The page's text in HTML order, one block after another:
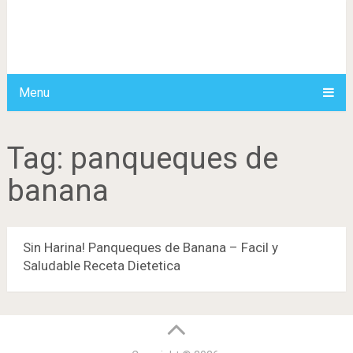
Menu
Tag: panqueques de
banana
Sin Harina! Panqueques de Banana – Facil y
Saludable Receta Dietetica